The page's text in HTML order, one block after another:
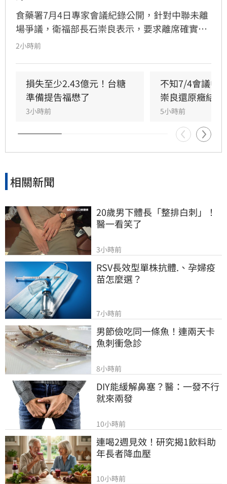
食藥署7月4日專家會議紀錄公開，針對中聯未離
場爭議，衛福部長石崇良表示，要求離席確實是
較理想安排，但第二階段會議未直接涉及利害關
2小時前
損失至少2.43億元！台糖
準備提告福懋了
3小時前
不知7/4會議中
崇良還原癥結點
5小時前
相關新聞
20歲男下體長「整排白刺」！
醫一看笑了
3小時前
RSV長效型單株抗體.、孕婦疫
苗怎麼選？
7小時前
男節儉吃同一條魚！連兩天卡
魚刺衝急診
8小時前
DIY能緩解鼻塞？醫：一發不行
就來兩發
10小時前
連喝2週見效！研究揭1飲料助
年長者降血壓
10小時前